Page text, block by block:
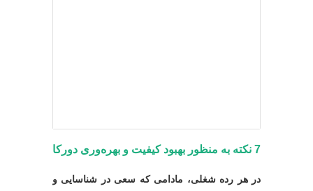
7 نکته به منظور بهبود کیفیت و بهره‌وری دورکاری
در هر رده شغلی، مادامی که سعی در شناسایی و